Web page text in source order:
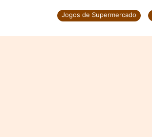
Jogos de Supermercado